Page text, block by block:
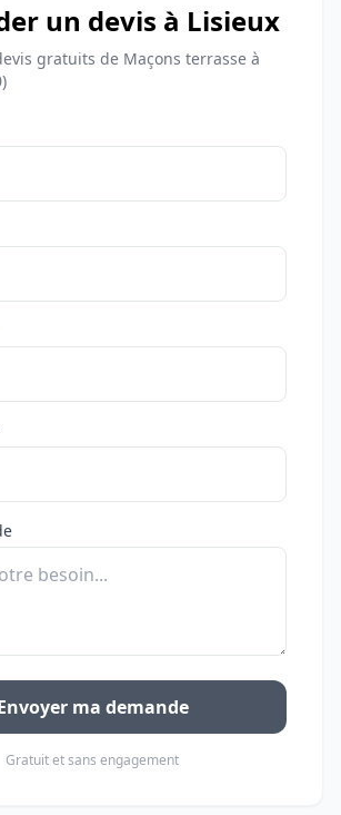
un devis à Lisieux
gratuits de Maçons terrasse à
ma demande
Gratuit et sans engagement